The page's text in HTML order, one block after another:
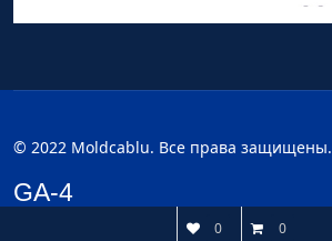
© 2022 Moldcablu. Все права защищены.
GA-4
0 0